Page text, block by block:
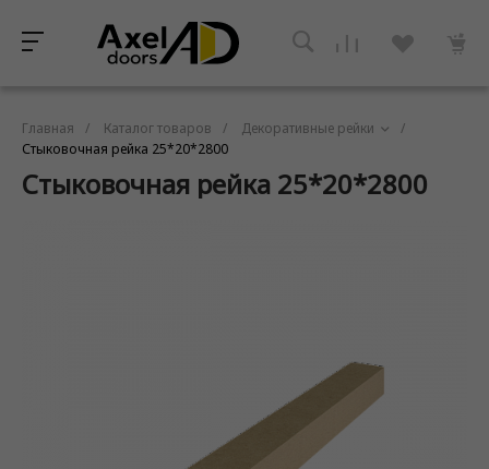
Главная / Каталог товаров / Декоративные рейки
/
Стыковочная рейка 25*20*2800
Стыковочная рейка 25*20*2800